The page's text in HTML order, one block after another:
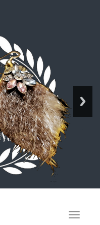
Toggle